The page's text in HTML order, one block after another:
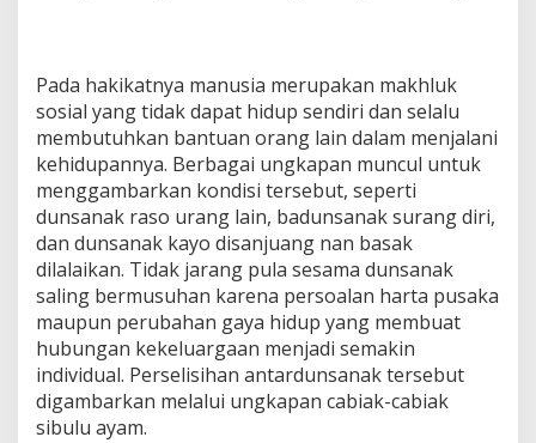
Pada hakikatnya manusia merupakan makhluk
sosial yang tidak dapat hidup sendiri dan selalu
membutuhkan bantuan orang lain dalam menjalani
kehidupannya. Berbagai ungkapan muncul untuk
menggambarkan kondisi tersebut, seperti
dunsanak raso urang lain, badunsanak surang diri,
dan dunsanak kayo disanjuang nan basak
dilalaikan. Tidak jarang pula sesama dunsanak
saling bermusuhan karena persoalan harta pusaka
maupun perubahan gaya hidup yang membuat
hubungan kekeluargaan menjadi semakin
individual. Perselisihan antardunsanak tersebut
digambarkan melalui ungkapan cabiak-cabiak
sibulu ayam.